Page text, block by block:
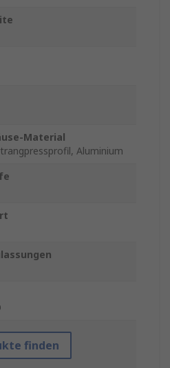
Material
Aluminium
finden